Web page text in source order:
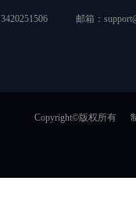
3420251506 邮箱：
Copyright©版权所有